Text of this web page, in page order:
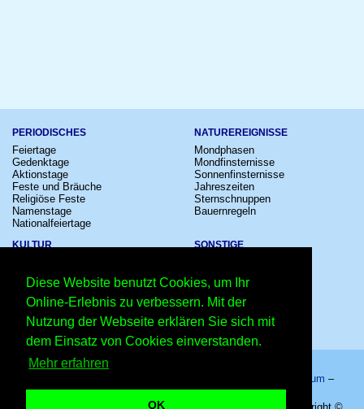
Diese Website benutzt Cookies, um Ihr
Online-Erlebnis zu verbessern. Mit der
Nutzung der Webseite erklären Sie sich mit
dem Einsatz von Cookies einverstanden.
Mehr erfahren
OK
PERIODISCHES
Feiertage
Gedenktage
Aktionstage
Feste und Bräuche
Religiöse Feste
Namenstage
Nationalfeiertage
NATUREREIGNISSE
Mondphasen
Mondfinsternisse
Sonnenfinsternisse
Jahreszeiten
Sternschnuppen
Bauernregeln
KULTUR
Festivals
Großevents
Fußball
Comedy
Shows
SONSTIGE
Schalttage
Wahltage
Messen
Erinnerungen
Volksfeste
Impressum –
Datenschutzhinweis–Kontakt